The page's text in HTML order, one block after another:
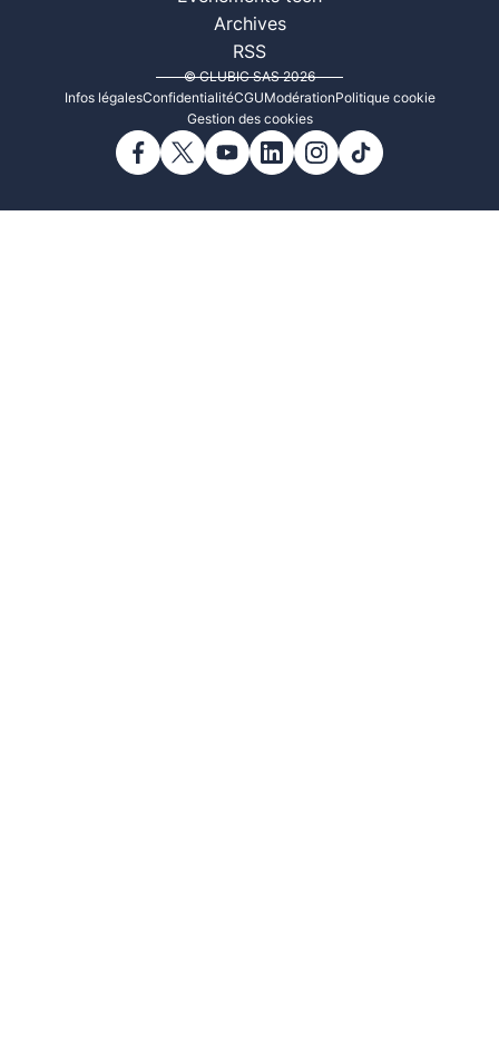
Archives
RSS
© CLUBIC SAS 2026
Infos légalesConfidentialitéCGUModérationPolitique cookie
Gestion des cookies